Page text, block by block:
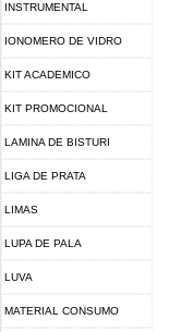
INSTRUMENTAL
IONOMERO DE VIDRO
KIT ACADEMICO
KIT PROMOCIONAL
LAMINA DE BISTURI
LIGA DE PRATA
LIMAS
LUPA DE PALA
LUVA
MATERIAL CONSUMO